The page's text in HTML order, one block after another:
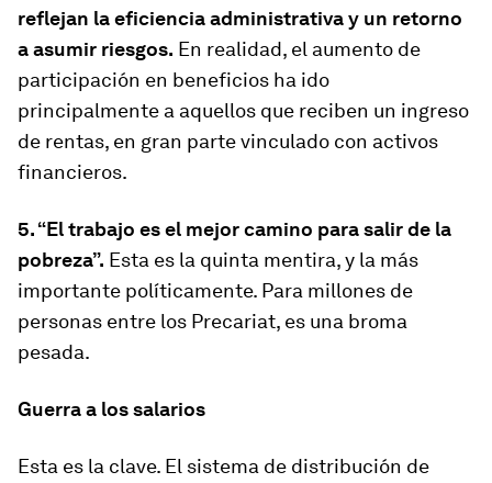
reflejan la eficiencia administrativa y un retorno
a asumir riesgos. En realidad, el aumento de
participación en beneficios ha ido
principalmente a aquellos que reciben un ingreso
de rentas, en gran parte vinculado con activos
financieros.
5. “El trabajo es el mejor camino para salir de la
pobreza”. Esta es la quinta mentira, y la más
importante políticamente. Para millones de
personas entre los Precariat, es una broma
pesada.
Guerra a los salarios
Esta es la clave. El sistema de distribución de